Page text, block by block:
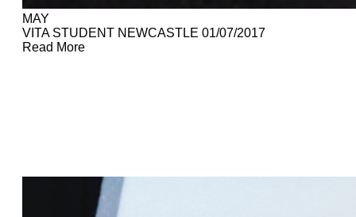
MAY
VITA STUDENT NEWCASTLE 01/07/2017
Read More